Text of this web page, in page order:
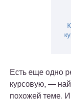
Есть еще одно
курсовую, —
похожей теме.